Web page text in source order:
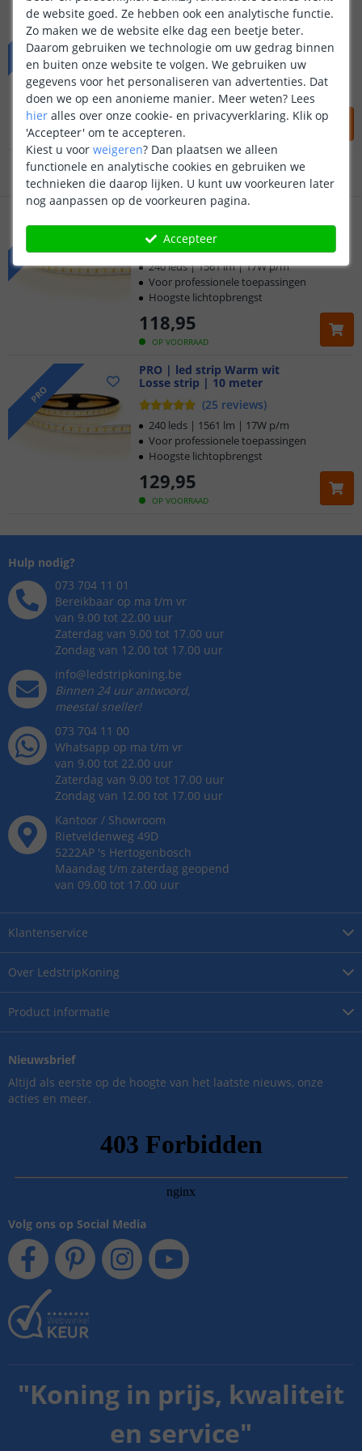
PRO
PRO | led strip Warm wit
Losse strip | 8 meter
(25 reviews)
OP VOORRAAD
106,95
240 leds | 1561 lm | 17W p/m
Voor professionele toepassingen
Hoogste lichtopbrengst
Klantbeoordeling 9.1
Voor 23:45 uur besteld,morgen in huis
5 jaar garantie
Gratisverzending vanaf € 20,-
Klantbeoordeling 9.1
Voor 23:45 uur besteld,morgen in huis
PRO | led strip Warm wit
Losse strip | 9 meter
(25
OP VOORRAAD
118,95
240 leds | 1561 lm | 17W p/m
Voor professionele toepassingen
Hoogste lichtopbrengst
PRO
PRO | led strip Warm wit
Losse strip | 10 meter
(25 reviews)
OP VOORRAAD
129,95
240 leds | 1561 lm | 17W p/m
Voor professionele toepassingen
Hoogste lichtopbrengst
Over LedstripKoning
Product informatie
Klantenservice
Hulp nodig?
073 704 11 01
Bereikbaar op ma t/m vr
van 9.00 tot 22.00 uur
Zaterdag van 9.00 tot 17.00 uur
Zondag van 12.00 tot 17.00 uur
info@ledstripkoning.be
Binnen 24 uur antwoord,
meestal sneller!
073 704 11 00
Whatsapp op ma t/m vr
van 9.00 tot 22.00 uur
Zaterdag van 9.00 tot 17.00 uur
Zondag van 12.00 tot 17.00 uur
Kantoor / Showroom
Rietveldenweg 49D
5222AP 's Hertogenbosch
Maandag t/m zaterdag geopend
van 09.00 tot 17.00 uur
Nieuwsbrief
Altijd als eerste op de hoogte van het laatste nieuws, onze
acties en meer.
Volg ons op Social Media
"Koning in prijs, kwaliteit
en service"
de website goed. Ze hebben ook een analytische functie.
Zo maken we de website elke dag een beetje beter.
Daarom gebruiken we technologie om uw gedrag binnen
en buiten onze website te volgen. We gebruiken uw
gegevens voor het personaliseren van advertenties. Dat
doen we op een anonieme manier. Meer weten? Lees
hier alles over onze cookie- en privacyverklaring. Klik op
'Accepteer' om te accepteren.
Kiest u voor weigeren? Dan plaatsen we alleen
functionele en analytische cookies en gebruiken we
technieken die daarop lijken. U kunt uw voorkeuren later
nog aanpassen op de voorkeuren pagina.
Accepteer